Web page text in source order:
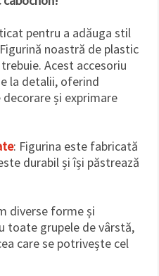
pentru a adăuga stil
noastră de plastic
Acest accesoriu
la detalii, oferind
și exprimare
: Figurina este fabricată
durabil și își păstrează
diverse forme și
toate grupele de vârstă,
care se potrivește cel